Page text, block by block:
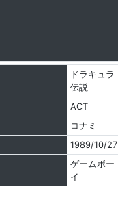
ドラキュラ
伝説
ACT
コナミ
1989/10/27
ゲームボー
イ